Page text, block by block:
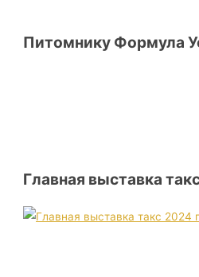
Питомнику Формула
Главная выставка